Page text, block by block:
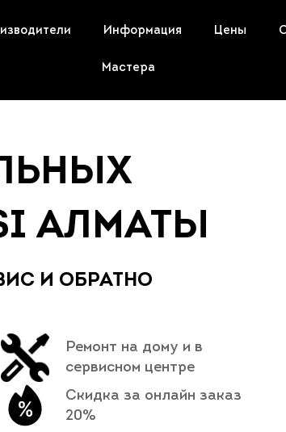
Информация Цены
Мастера
АЛМАТЫ
И ОБРАТНО
Ремонт на дому и в
сервисном центре
Скидка за онлайн заказ
20%